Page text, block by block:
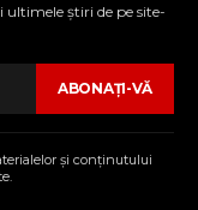
ştiri de pe site-
ABONAŢI-VĂ
şi conţinutului